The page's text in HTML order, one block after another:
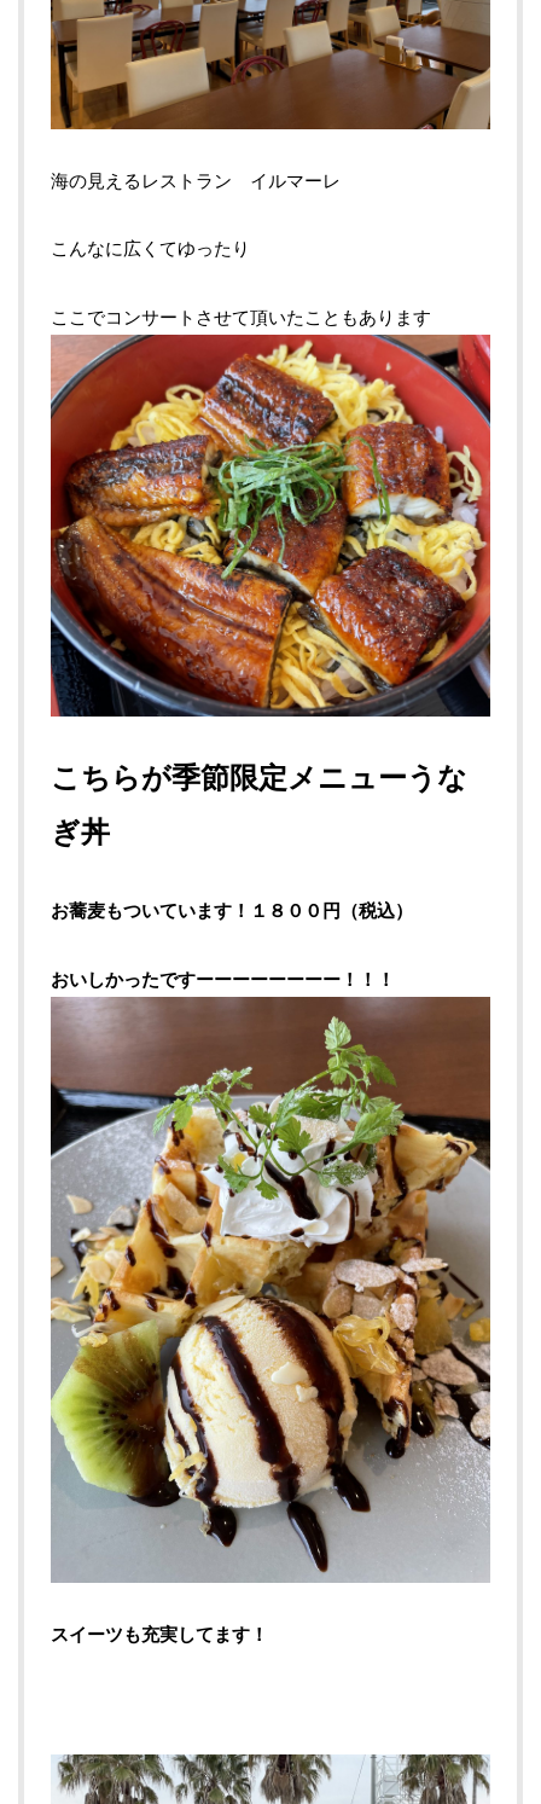
海の見えるレストラン イルマーレ
こんなに広くてゆったり
ここでコンサートさせて頂いたこともあります
こちらが季節限定メニューうな
ぎ丼
お蕎麦もついています！１８００円（税込）
おいしかったですーーーーーーーー！！！
スイーツも充実してます！